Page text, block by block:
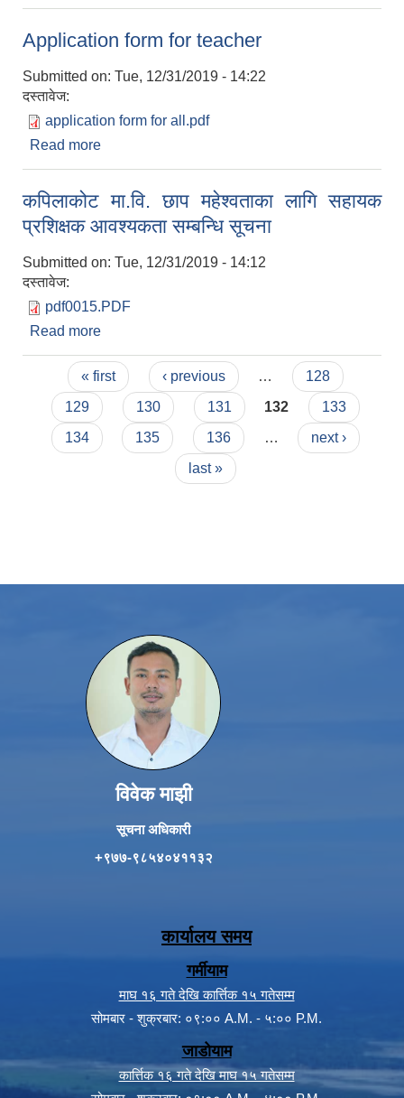
Application form for teacher
Submitted on: Tue, 12/31/2019 - 14:22
दस्तावेज:
application form for all.pdf
Read more
कपिलाकोट मा.वि. छाप महेश्वताका लागि सहायक
प्रशिक्षक आवश्यकता सम्बन्धि सूचना
Submitted on: Tue, 12/31/2019 - 14:12
दस्तावेज:
pdf0015.PDF
Read more
Pages« first ‹ previous …
128
129
130 131 132
133
134
135 136 …
next ›
last »
विवेक माझी
सूचना अधिकारी
+९७७-९८५४०४११३२
कार्यालय समय
गर्मीयाम
माघ १६ गते देखि कार्त्तिक १५ गतेसम्म
सोमबार - शुक्रबार: ०९:०० A.M. - ५:०० P.M.
जाडोयाम
कार्त्तिक १६ गते देखि माघ १५ गतेसम्म